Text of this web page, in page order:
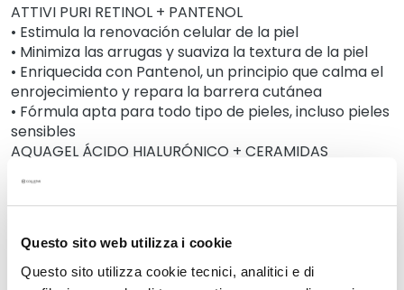
Questo sito web utilizza i cookie
Questo sito utilizza cookie tecnici, analitici e di
L
i
m
p
i
a
d
o
s
d
ATTIVI PURI RETINOL + PANTENOL
• Estimula la renovación celular de la piel
• Minimiza las arrugas y suaviza la textura de la piel
• Enriquecida con Pantenol, un principio que calma el
enrojecimiento y repara la barrera cutánea
• Fórmula apta para todo tipo de pieles, incluso pieles
sensibles
AQUAGEL ÁCIDO HIALURÓNICO + CERAMIDAS
• Preserva el equilibrio del microbioma cutáneo
• Cuatro pesos moleculares de ácido hialurónico:
hidratación en profundidad y efecto lifting superficial